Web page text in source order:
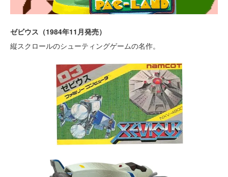
ゼビウス（1984年11月発売）
縦スクロールのシューティングゲームの名作。